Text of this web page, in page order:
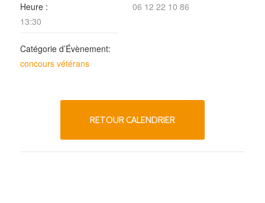
Heure :
13:30
Catégorie d’Évènement:
concours vétérans
06 12 22 10 86
RETOUR CALENDRIER